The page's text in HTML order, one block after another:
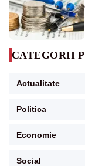
CATEGORII
Actualitate
Politica
Economie
Social